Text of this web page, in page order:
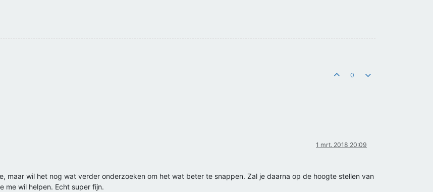
0
1 mrt. 2018 20:09
maar wil het nog wat verder onderzoeken om het wat beter te snappen. Zal je daarna op de hoogte stellen van
me wil helpen. Echt super fijn.